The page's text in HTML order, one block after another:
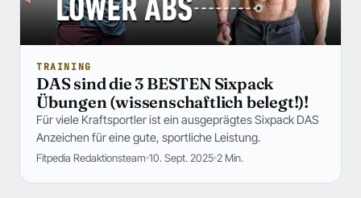
TRAINING
DAS sind die 3 BESTEN Sixpack
Übungen (wissenschaftlich belegt!)!
Für viele Kraftsportler ist ein ausgeprägtes Sixpack DAS
Anzeichen für eine gute, sportliche Leistung.
Fitpedia Redaktionsteam 10. Sept. 2025 2 Min.